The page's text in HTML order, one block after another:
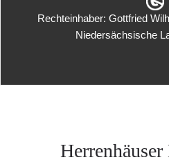
Rechteinhaber: Gottfried
Niedersächsische